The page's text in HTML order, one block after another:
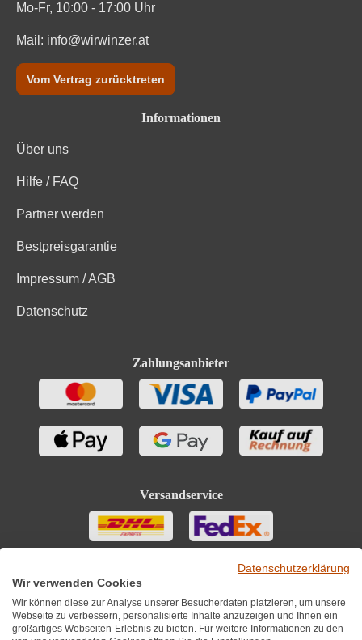
Mo-Fr, 10:00 - 17:00 Uhr
Mail: info@wirwinzer.at
Vom Vertrag zurücktreten
Informationen
Über uns
Hilfe / FAQ
Partner werden
Bestpreisgarantie
Impressum / AGB
Datenschutz
Zahlungsanbieter
Versandservice
Datenschutzerklärung
Wir verwenden Cookies
Wir können diese zur Analyse unserer Besucherdaten platzieren, um unsere
Webseite zu verbessern, personalisierte Inhalte anzuzeigen und Ihnen ein
großartiges Webseiten-Erlebnis zu bieten. Für weitere Informationen zu den